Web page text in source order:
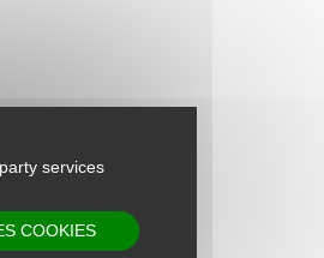
services
COOKIES